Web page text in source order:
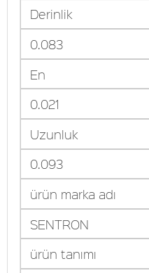
Derinlik
0.083
En
0.021
Uzunluk
0.093
ürün marka adı
SENTRON
ürün tanımı